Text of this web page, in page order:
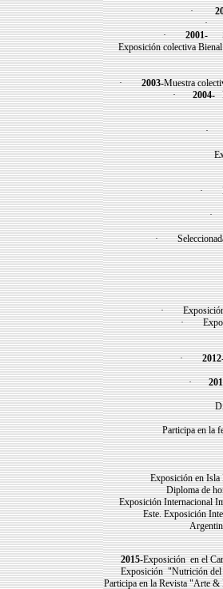
·
·
·2001-
Exposición colectiva
·2003-Muestra
·2004-
·
·
· Seleccionada
· Exposición
·
·2012
·
Participa en la
Exposición en Isla
Diploma de
Exposición Internacional
Este. Exposición
2015-Exposición en el
Exposición "Nutrición del
Participa en la Revista "Arte &